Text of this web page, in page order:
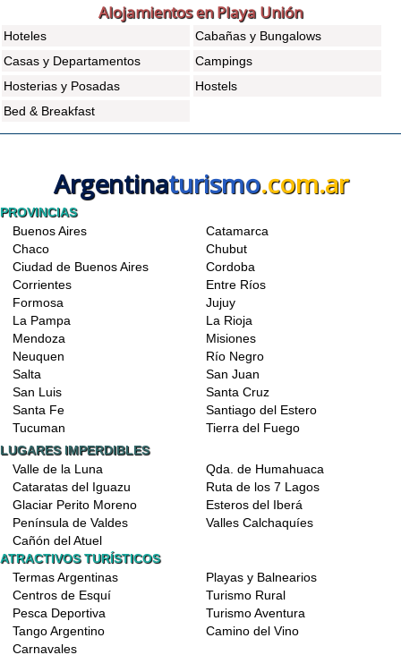
Alojamientos en Playa Unión
Hoteles
Cabañas y Bungalows
Casas y Departamentos
Campings
Hosterias y Posadas
Hostels
Bed & Breakfast
Argentinaturismo.com.ar
PROVINCIAS
Buenos Aires
Catamarca
Chaco
Chubut
Ciudad de Buenos Aires
Cordoba
Corrientes
Entre Ríos
Formosa
Jujuy
La Pampa
La Rioja
Mendoza
Misiones
Neuquen
Río Negro
Salta
San Juan
San Luis
Santa Cruz
Santa Fe
Santiago del Estero
Tucuman
Tierra del Fuego
LUGARES IMPERDIBLES
Valle de la Luna
Qda. de Humahuaca
Cataratas del Iguazu
Ruta de los 7 Lagos
Glaciar Perito Moreno
Esteros del Iberá
Península de Valdes
Valles Calchaquíes
Cañón del Atuel
ATRACTIVOS TURÍSTICOS
Termas Argentinas
Playas y Balnearios
Centros de Esquí
Turismo Rural
Pesca Deportiva
Turismo Aventura
Tango Argentino
Camino del Vino
Carnavales